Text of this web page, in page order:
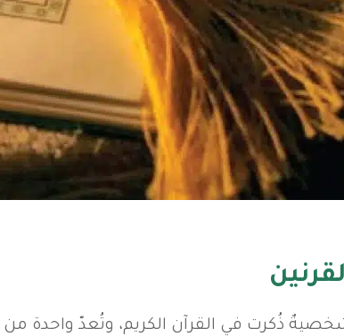
ذُكرت في القرآن الكريم، وتُعدّ